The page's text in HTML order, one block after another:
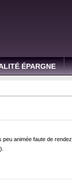
ÉPARGNE
peu animée faute de